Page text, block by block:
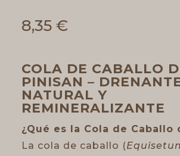
8,35 €
COLA DE CABALLO
PINISAN –
NATURAL Y
REMINERALIZANTE
¿Qué es la Cola de Caballo
La cola de caballo (